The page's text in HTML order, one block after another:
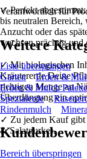
✓ Perfekt
bis neutralen Bereich,
Anzucht oder das
wachsen prächtig und
✓ Mit biologischen
Kräutererde Deine
richtigen Menge an
Überdüngung ein
✓ Zu jedem Kauf gibt
& Salatgurke).
Verantwortlich für
Weitere
Liste überspringen
Garten
Erden &
Erden & Mulch
Spezialerde
Rindenmulch
Bereich überspringen